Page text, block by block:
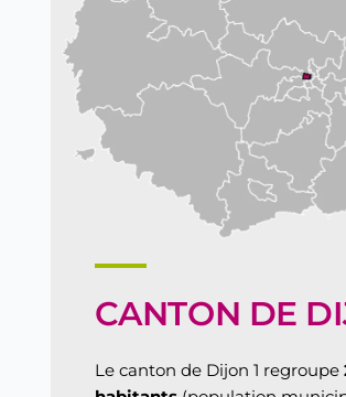
CANTON DE
Le canton de Dijon 1 regroupe